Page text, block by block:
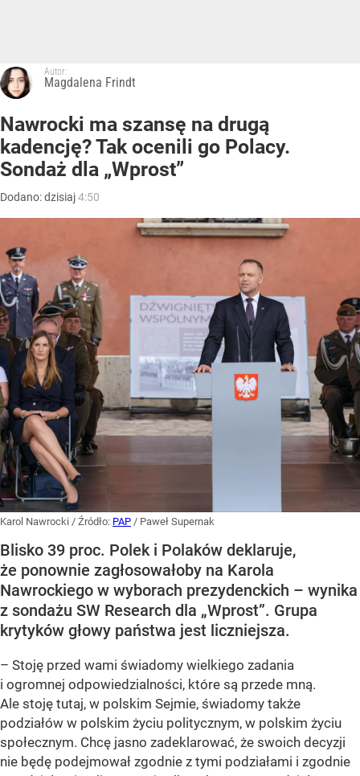
Autor:
Magdalena Frindt
Nawrocki ma szansę na drugą
kadencję? Tak ocenili go Polacy.
Sondaż dla „Wprost”
Dodano:dzisiaj4:50
Karol Nawrocki / Źródło: PAP / Paweł Supernak
Blisko 39 proc. Polek i Polaków deklaruje,
że ponownie zagłosowałoby na Karola
Nawrockiego w wyborach prezydenckich – wynika
z sondażu SW Research dla „Wprost”. Grupa
krytyków głowy państwa jest liczniejsza.
– Stoję przed wami świadomy wielkiego zadania
i ogromnej odpowiedzialności, które są przede mną.
Ale stoję tutaj, w polskim Sejmie, świadomy także
podziałów w polskim życiu politycznym, w polskim życiu
społecznym. Chcę jasno zadeklarować, że swoich decyzji
nie będę podejmował zgodnie z tymi podziałami i zgodnie